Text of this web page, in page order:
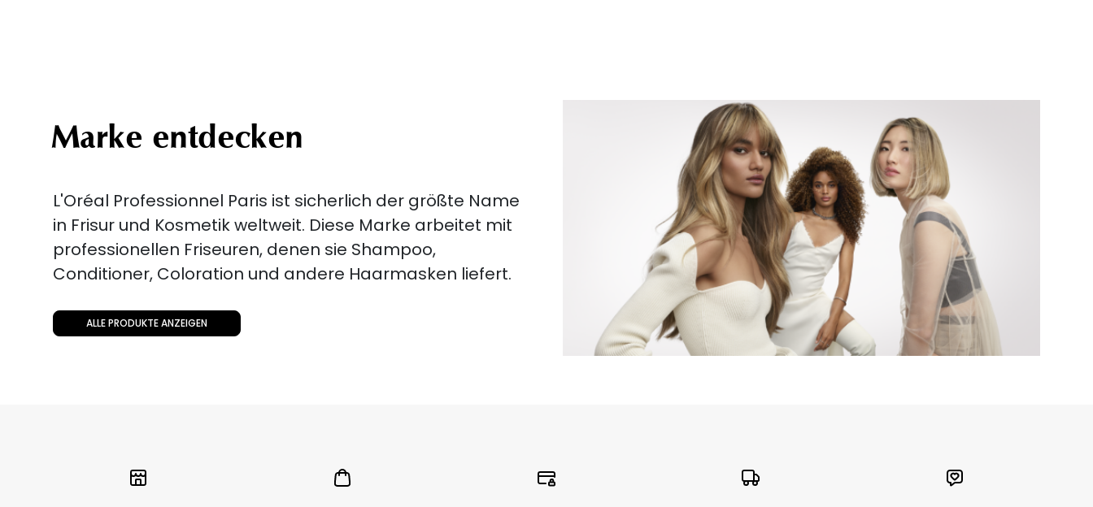
Marke entdecken
L'Oréal Professionnel Paris ist sicherlich der größte Name
in Frisur und Kosmetik weltweit. Diese Marke arbeitet mit
professionellen Friseuren, denen sie Shampoo,
Conditioner, Coloration und andere Haarmasken liefert.
ALLE PRODUKTE ANZEIGEN